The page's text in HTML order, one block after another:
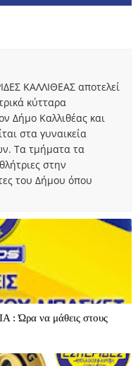
ΚΑΛΛΙΘΕΑΣ αποτελεί
κύτταρα
Δήμο Καλλιθέας και
στα γυναικεία
Τα τμήματα τα
στην
του Δήμου όπου
να μάθεις στους